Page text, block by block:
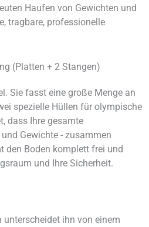
Haufen von Gewichten und
tragbare, professionelle
(Platten + 2 Stangen)
Sie fasst eine große Menge an
spezielle Hüllen für olympische
dass Ihre gesamte
Gewichte - zusammen
den Boden komplett frei und
und Ihre Sicherheit.
unterscheidet ihn von einem